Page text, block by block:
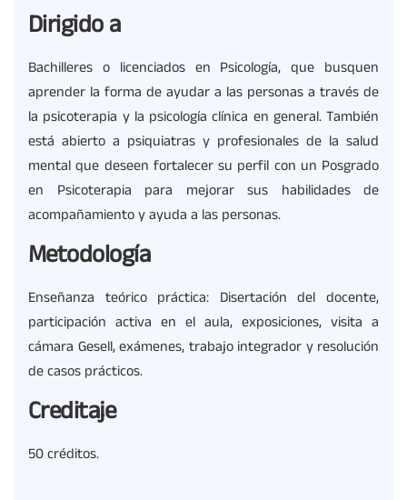
Dirigido a
Bachilleres o licenciados en Psicología, que busquen
aprender la forma de ayudar a las personas a través de
la psicoterapia y la psicología clínica en general. También
está abierto a psiquiatras y profesionales de la salud
mental que deseen fortalecer su perfil con un Posgrado
en Psicoterapia para mejorar sus habilidades de
acompañamiento y ayuda a las personas.
Metodología
Enseñanza teórico práctica: Disertación del docente,
participación activa en el aula, exposiciones, visita a
cámara Gesell, exámenes, trabajo integrador y resolución
de casos prácticos.
Creditaje
50 créditos.